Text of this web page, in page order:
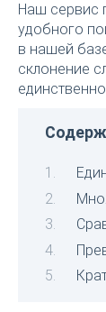
Наш сервис
удобного
в нашей
склонение